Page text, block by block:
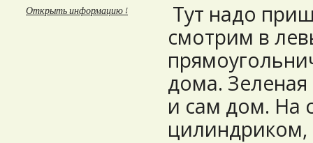
Открыть информацию ↓
Тут надо
смотрим в
дома.
и сам дом. На
цилиндриком,